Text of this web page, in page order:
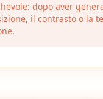
dopo aver
il contrasto o la